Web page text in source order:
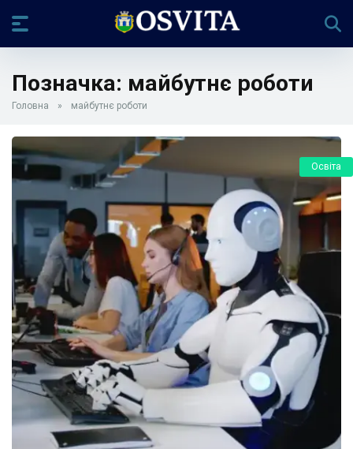
Позначка: майбутнє роботи
Головна » майбутнє роботи
Освіта